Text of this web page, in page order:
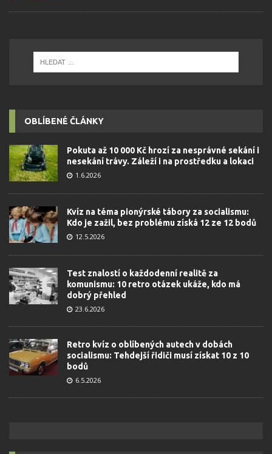
OBLÍBENÉ ČLÁNKY
Pokuta až 10 000 Kč hrozí za nesprávné sekání i
nesekání trávy. Záleží i na prostředku a lokaci
1.6.2026
Kvíz na téma pionýrské tábory za socialismu:
Kdo je zažil, bez problému získá 12 ze 12 bodů
12.5.2026
Test znalostí o každodenní realitě za
komunismu: 10 retro otázek ukáže, kdo má
dobrý přehled
23.6.2026
Retro kvíz o oblíbených autech v dobách
socialismu: Tehdejší řidiči musí získat 10 z 10
bodů
6.5.2026